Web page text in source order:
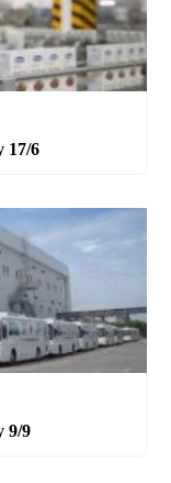
17/6
9/9